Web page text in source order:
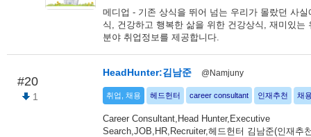
메디업 - 기존 상식을 뛰어 넘는 우리가 몰랐던 사실
식, 건강하고 행복한 삶을 위한 건강상식, 재미있는
분야 취업정보를 제공합니다.
#20
1
HeadHunter:김남준 @Namjuny
취업, 채용 헤드헌터 career consultant 인재추천 채
Career Consultant,Head Hunter,Executive
Search,JOB,HR,Recruiter,헤드헌터 김남준(인재추